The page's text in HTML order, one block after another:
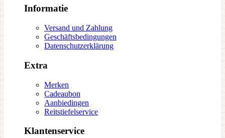
Informatie
Versand und Zahlung
Geschäftsbedingungen
Datenschutzerklärung
Extra
Merken
Cadeaubon
Aanbiedingen
Reitstiefelservice
Klantenservice